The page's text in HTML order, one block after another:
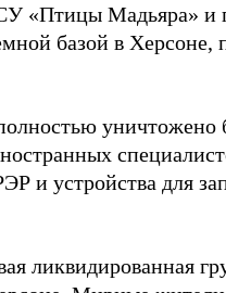
«Птицы Мадьяра» и
базой в Херсоне,
уничтожено
и устройства для
ликвидированная